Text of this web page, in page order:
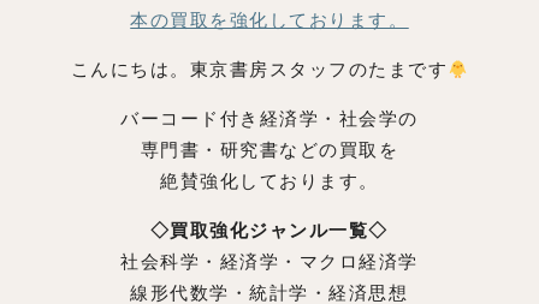
本の買取を強化しております。
こんにちは。東京書房スタッフのたまです
バーコード付き経済学・社会学の
専門書・研究書などの買取を
絶賛強化しております。
◇買取強化ジャンル一覧◇
社会科学・経済学・マクロ経済学
線形代数学・統計学・経済思想